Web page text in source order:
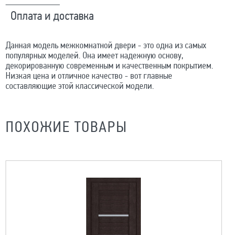
Оплата и доставка
Данная модель межкомнатной двери - это одна из самых
популярных моделей. Она имеет надежную основу,
декорированную современным и качественным покрытием.
Низкая цена и отличное качество - вот главные
составляющие этой классической модели.
ПОХОЖИЕ ТОВАРЫ